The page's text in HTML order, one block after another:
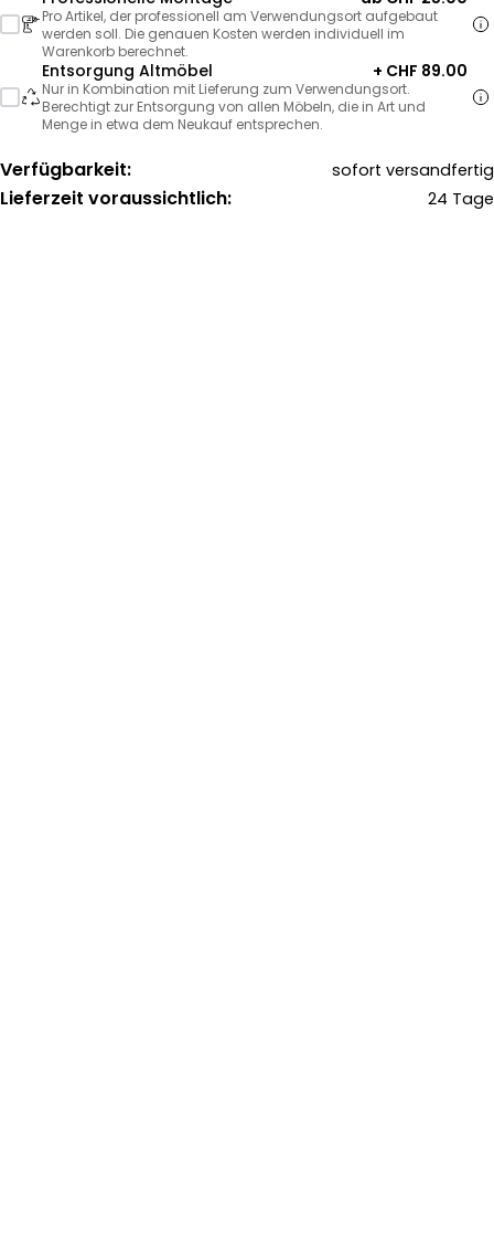
Pro Artikel, der professionell am Verwendungsort aufgebaut
werden soll. Die genauen Kosten werden individuell im
Warenkorb berechnet.
Entsorgung Altmöbel + CHF 89.00
Nur in Kombination mit Lieferung zum Verwendungsort.
Berechtigt zur Entsorgung von allen Möbeln, die in Art und
Menge in etwa dem Neukauf entsprechen.
Verfügbarkeit: sofort versandfertig
Lieferzeit voraussichtlich: 24 Tage